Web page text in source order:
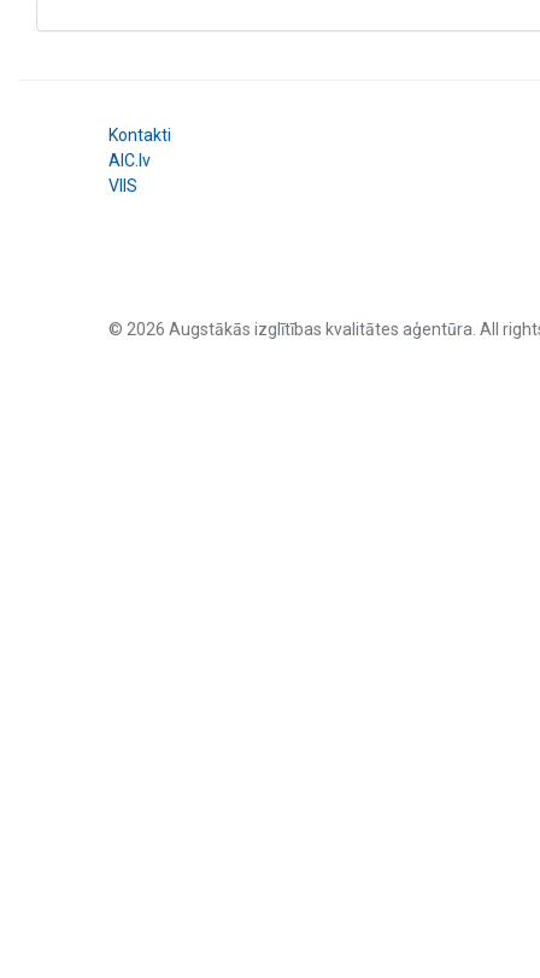
Kontakti
AIC.lv
VIIS
© 2026 Augstākās izglītības kvalitātes aģentūra. All